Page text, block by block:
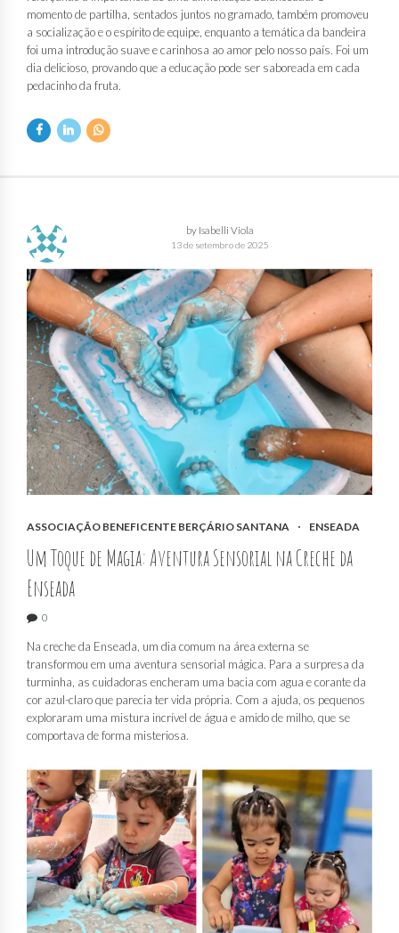
momento de partilha, sentados juntos no gramado, também promoveu
a socialização e o espírito de equipe, enquanto a temática da bandeira
foi uma introdução suave e carinhosa ao amor pelo nosso país. Foi um
dia delicioso, provando que a educação pode ser saboreada em cada
pedacinho da fruta.
by Isabelli Viola
13 de setembro de 2025
ASSOCIAÇÃO BENEFICENTE BERÇÁRIO SANTANA ENSEADA
Um Toque de Magia: Aventura Sensorial na Creche da
Enseada
0
Na creche da Enseada, um dia comum na área externa se
transformou em uma aventura sensorial mágica. Para a surpresa da
turminha, as cuidadoras encheram uma bacia com agua e corante da
cor azul-claro que parecia ter vida própria. Com a ajuda, os pequenos
exploraram uma mistura incrível de água e amido de milho, que se
comportava de forma misteriosa.